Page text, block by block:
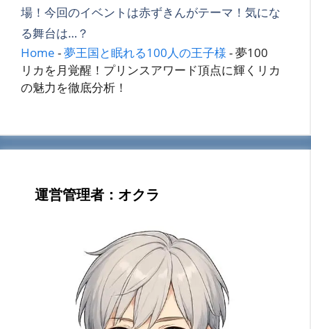
場！今回のイベントは赤ずきんがテーマ！気にな
る舞台は…？
Home -夢王国と眠れる100人の王子様 -夢100
リカを月覚醒！プリンスアワード頂点に輝くリカ
の魅力を徹底分析！
運営管理者：オクラ